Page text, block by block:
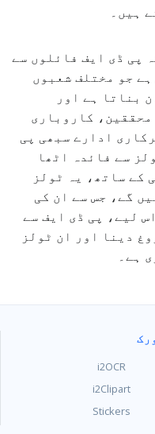
ہیں۔
پی ڈی ایف فائلوں سے
جو مختلف شعبوں
بناتا ہے اور
کاروباری
ادارے سبھی پی
سے فائدہ اٹھا
کے ساتھ، یہ ٹولز
گے، جس سے ان کی
لیے، پی ڈی ایف سے
دینا اور ان ٹولز
ہے۔
i2OCR
i2Clipart
Stickers